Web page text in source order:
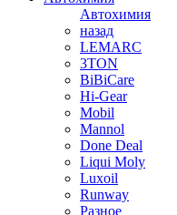
Автохимия
назад
LEMARC
3TON
BiBiCare
Hi-Gear
Mobil
Mannol
Done Deal
Liqui Moly
Luxoil
Runway
Разное